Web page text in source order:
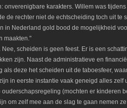
onverenigbare karakters. Willem was
de rechter niet de echtscheiding toch uit te
in Nederland gold bood de mogelijkheid
maakten."
scheiden is geen feest. Er is een
zijn. Naast de administratieve en
als deze het scheiden uit de taboesfeer,
in eerste instantie vaak geneigd alles zelf
(mochten er kinderen
om zelf mee aan de slag te gaan nemen